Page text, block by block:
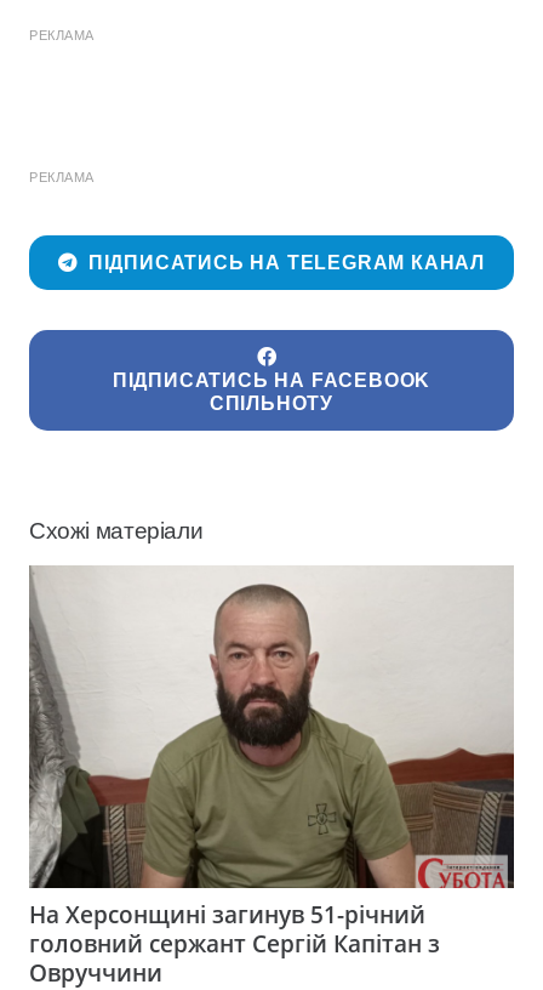
РЕКЛАМА
РЕКЛАМА
ПІДПИСАТИСЬ НА TELEGRAM КАНАЛ
ПІДПИСАТИСЬ НА FACEBOOK
СПІЛЬНОТУ
Схожі матеріали
На Херсонщині загинув 51-річний
головний сержант Сергій Капітан з
Овруччини